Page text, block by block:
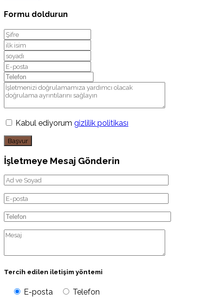
Formu doldurun
Kabul ediyorum gizlilik politikası
Başvur
İşletmeye Mesaj Gönderin
Tercih edilen iletişim yöntemi
E-posta Telefon